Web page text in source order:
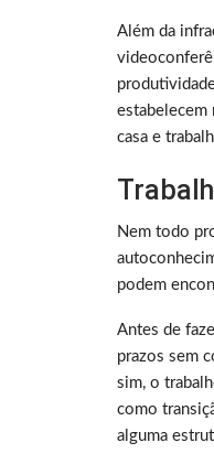
Além da
estabelecem
casa e
Nem todo
podem
Antes de
prazos sem
sim, o
como
alguma